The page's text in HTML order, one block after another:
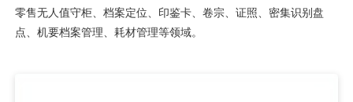
零售无人值守柜、档案定位、印鉴卡、卷宗、证照、密集识别盘
点、机要档案管理、耗材管理等领域。